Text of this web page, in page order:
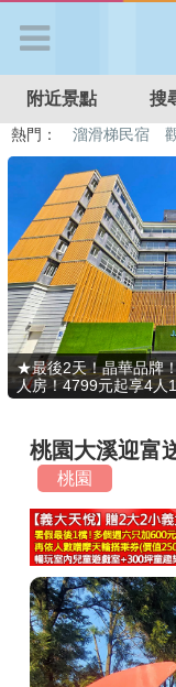
APP登入
首 頁
搜尋景點
好康優惠
最新消息
最新留言
商家合作
推薦景點
討論區
附近景點 搜
熱門： 溜滑梯民宿
特色遊戲場
親子住房
★最後2天！晶華品牌
人房！4799元起享4人
桃園大溪迎富
桃園